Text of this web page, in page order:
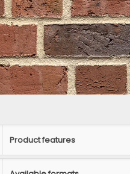
Product features